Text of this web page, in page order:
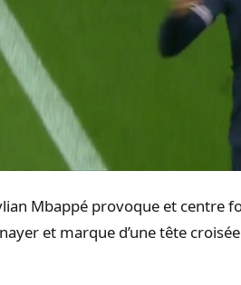
Mbappé provoque et centre
et marque d’une tête